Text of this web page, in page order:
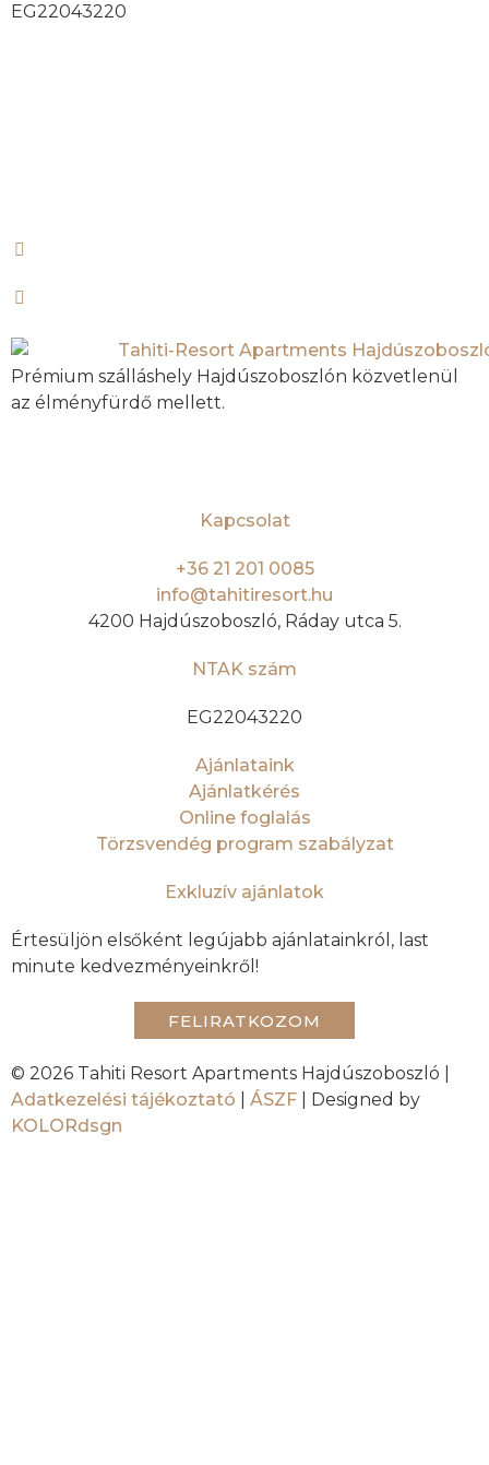
EG22043220
Prémium szálláshely Hajdúszoboszlón közvetlenül
az élményfürdő mellett.
Kapcsolat
+36 21 201 0085
info@tahitiresort.hu
4200 Hajdúszoboszló, Ráday utca 5.
NTAK szám
EG22043220
Ajánlataink
Ajánlatkérés
Online foglalás
Törzsvendég program szabályzat
Exkluzív ajánlatok
Értesüljön elsőként legújabb ajánlatainkról, last
minute kedvezményeinkről!
FELIRATKOZOM
© 2026 Tahiti Resort Apartments Hajdúszoboszló |
Adatkezelési tájékoztató
ÁSZF | Designed by
KOLORdsgn